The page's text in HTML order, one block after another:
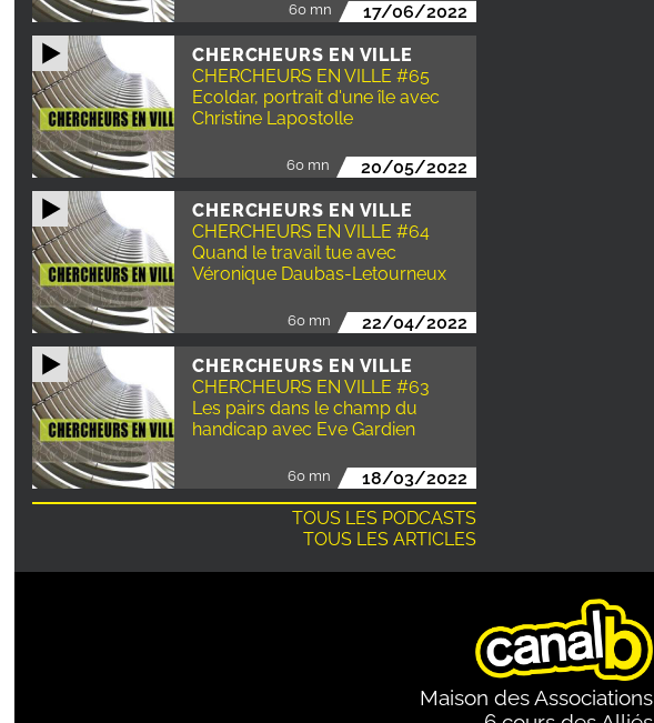
60 mn 17/06/2022
CHERCHEURS EN VILLE
CHERCHEURS EN VILLE #65
Ecoldar, portrait d'une île avec
Christine Lapostolle
60 mn 20/05/2022
CHERCHEURS EN VILLE
CHERCHEURS EN VILLE #64
Quand le travail tue avec
Véronique Daubas-Letourneux
60 mn 22/04/2022
CHERCHEURS EN VILLE
CHERCHEURS EN VILLE #63
Les pairs dans le champ du
handicap avec Eve Gardien
60 mn
18/03/2022
TOUS LES PODCASTS
TOUS LES ARTICLES
Maison des Associations